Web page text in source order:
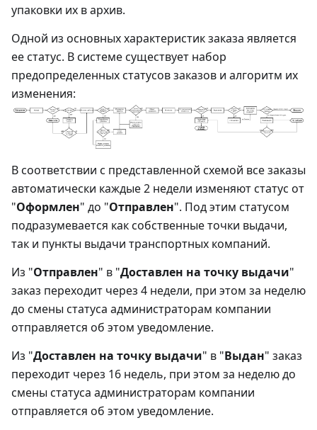
упаковки их в архив.
Одной из основных характеристик заказа является
ее статус. В системе существует набор
предопределенных статусов заказов и алгоритм их
изменения:
В соответствии с представленной схемой все заказы
автоматически каждые 2 недели изменяют статус от
"Оформлен" до "Отправлен". Под этим статусом
подразумевается как собственные точки выдачи,
так и пункты выдачи транспортных компаний.
Из "Отправлен" в "Доставлен на точку выдачи"
заказ переходит через 4 недели, при этом за неделю
до смены статуса администраторам компании
отправляется об этом уведомление.
Из "Доставлен на точку выдачи" в "Выдан" заказ
переходит через 16 недель, при этом за неделю до
смены статуса администраторам компании
отправляется об этом уведомление.